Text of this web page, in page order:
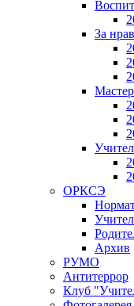
За
ОРКСЭ
Архив
РУМО
Антитеррор
Клуб